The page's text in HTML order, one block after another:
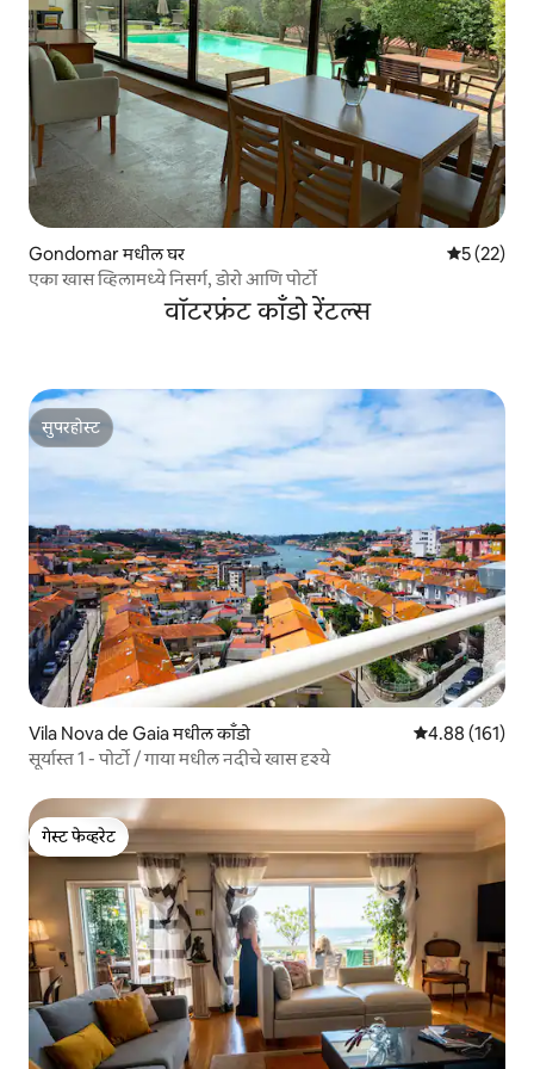
Gondomar मधील घर 5 पैकी 5
5 (22)
एका खास व्हिलामध्ये निसर्ग, डोरो आणि पोर्टो
वॉटरफ्रंट काँडो रेंटल्स
सुपरहोस्ट
सुपरहोस्ट
Vila Nova de Gaia मधील काँडो 5 पैकी 4.88
4.88 (161)
सूर्यास्त 1 - पोर्टो / गाया मधील नदीचे खास दृश्ये
गेस्ट फेव्हरेट
गेस्ट फेव्हरेट